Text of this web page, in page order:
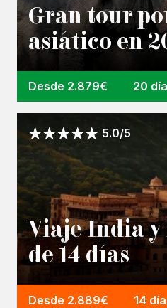
Gran tour
asiático en
Desde 2.879€ 20
5.0/5
Viaje India y
de 14 días
Desde 2.889€ 14